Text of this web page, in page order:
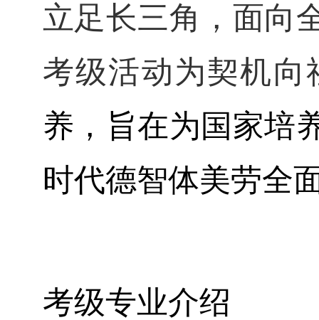
立足长三角，面向
考级活动为契机向
养 ， 旨在为 国家培
时代德智体美劳全
考级专业介绍